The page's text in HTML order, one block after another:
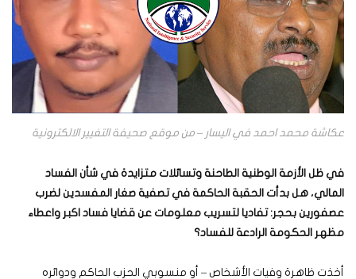
عكاشة محمد احمد في اليسار – من موقع صحيفة التغيير الالكترونية
في ظل الأزمة الوطنية الطاحنة وتسائلات متزايدة في شأن الفساد
المالي، هل بدأت الحقبة الحاكمة في تصفية صغار المفسدين لضرب
عصفورين بحجر: تفاديا لتسريب معلومات عن قضايا فساد اكبر واعطاء
مظهر الحكومة الرادعة للفساد؟
أخذت ظاهرة وفيات الأشخاص – أو منسوبي الحزب الحاكم ودوائره